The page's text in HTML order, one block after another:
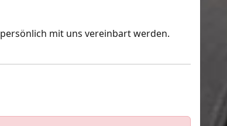
mit uns vereinbart werden.